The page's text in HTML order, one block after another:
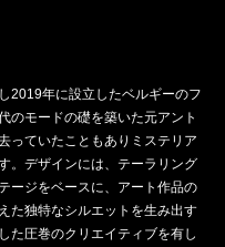
2019年に設立したベルギーのフ
のモードの礎を築いた元アント
っていたこともありミステリア
。デザインには、テーラリング
ージをベースに、アート作品の
た独特なシルエットを生み出す
た圧巻のクリエイティブを有し